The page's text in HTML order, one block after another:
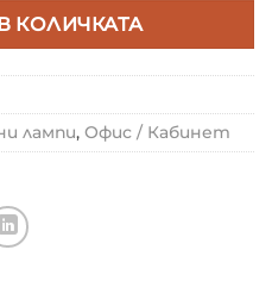
КОЛИЧКАТА
лампи, Офис / Кабинет